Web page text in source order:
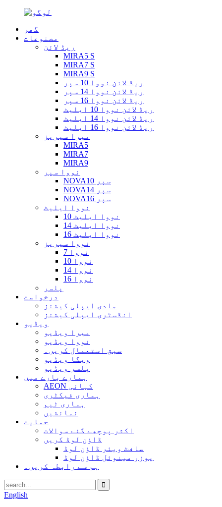
گھر
مصنوعات
ریڈ لائن
MIRA5 S
MIRA7 S
MIRA9 S
ریڈ لائن نووا 10 سپر
ریڈ لائن نووا 14 سپر
ریڈ لائن نووا 16 سپر
ریڈ لائن نووا 10 ایلیٹ
ریڈ لائن نووا 14 ایلیٹ
ریڈ لائن نووا 16 ایلیٹ
میرا سیریز
MIRA5
MIRA7
MIRA9
نووا سپر
NOVA10 سپر
NOVA14 سپر
NOVA16 سپر
نووا ایلیٹ
نووا ایلیٹ 10
نووا ایلیٹ 14
نووا ایلیٹ 16
نووا سیریز
نووا 7
نووا 10
نووا 14
نووا 16
پلسر
درخواست
مادی ایپلی کیشنز
انڈسٹری ایپلی کیشنز
ویڈیو
میرا ویڈیو
نووا ویڈیو
سبق استعمال کریں۔
ویگا ویڈیو
پلسر ویڈیو
ہمارے بارے میں
AEON کہانی
ہماری فیکٹری
ہماری ٹیم
نمائشیں
حمایت
اکثر پوچھے گئے سوالات
ڈاؤن لوڈ کریں
سافٹ ویئر ڈاؤن لوڈ
یوزر مینوئل ڈاؤن لوڈ
ہم سے رابطہ کریں۔
English